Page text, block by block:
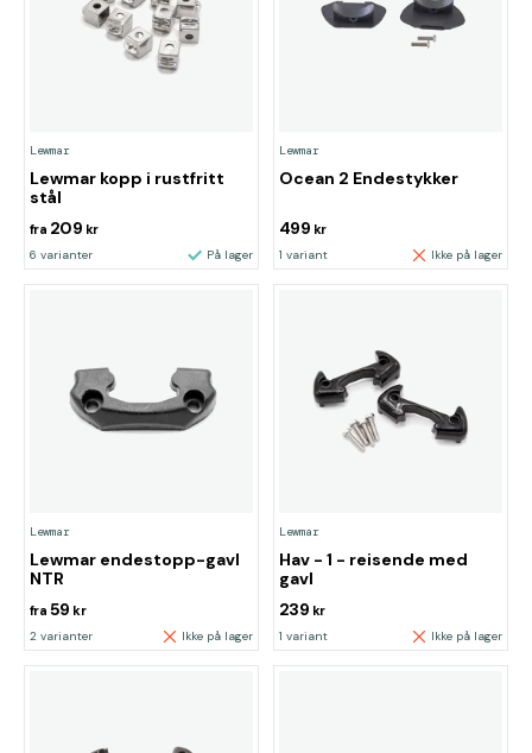
Lewmar
Lewmar kopp i rustfritt
stål
fra 209 kr
6 varianter På lager
Lewmar
Ocean 2 Endestykker
499 kr
1 variant Ikke på lager
Lewmar
Lewmar endestopp-gavl
NTR
fra 59 kr
2 varianter Ikke på lager
Lewmar
Hav - 1 - reisende med
gavl
239 kr
1 variant Ikke på lager